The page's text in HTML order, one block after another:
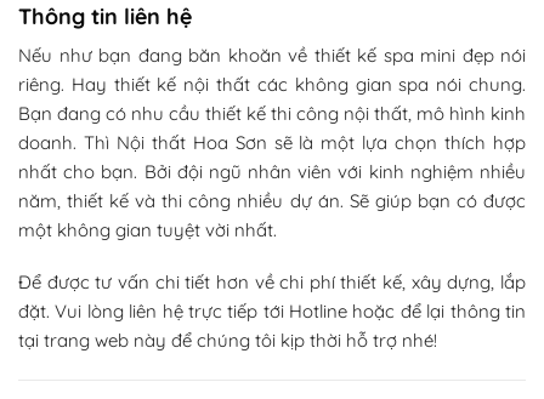
Thông tin liên hệ
Nếu như bạn đang băn khoăn về thiết kế spa mini đẹp nói
riêng. Hay thiết kế nội thất các không gian spa nói chung.
Bạn đang có nhu cầu thiết kế thi công nội thất, mô hình kinh
doanh. Thì Nội thất Hoa Sơn sẽ là một lựa chọn thích hợp
nhất cho bạn. Bởi đội ngũ nhân viên với kinh nghiệm nhiều
năm, thiết kế và thi công nhiều dự án. Sẽ giúp bạn có được
một không gian tuyệt vời nhất.
Để được tư vấn chi tiết hơn về chi phí thiết kế, xây dựng, lắp
đặt. Vui lòng liên hệ trực tiếp tới Hotline hoặc để lại thông tin
tại trang web này để chúng tôi kịp thời hỗ trợ nhé!